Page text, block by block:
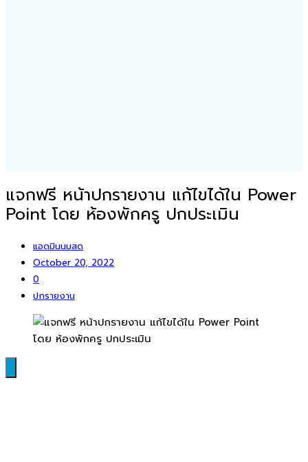
แจกฟรี หน้าปกรายงาน แก้ไขได้ใน Power
Point โดย ห้องพักครู ปกประเมิน
แอดมินนมสด
October 20, 2022
0
ปกรายงาน